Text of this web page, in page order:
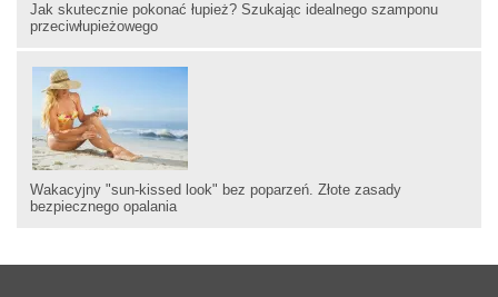
Jak skutecznie pokonać łupież? Szukając idealnego szamponu
przeciwłupieżowego
Wakacyjny "sun-kissed look" bez poparzeń. Złote zasady
bezpiecznego opalania